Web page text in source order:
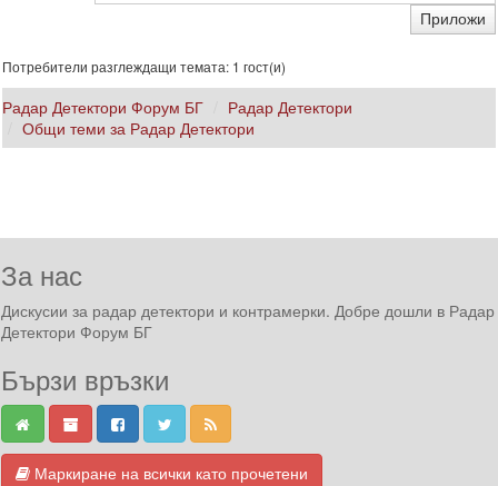
Потребители разглеждащи темата: 1 гост(и)
Радар Детектори Форум БГ
Радар Детектори
Общи теми за Радар Детектори
За нас
Дискусии за радар детектори и контрамерки. Добре дошли в Радар
Детектори Форум БГ
Бързи връзки
Маркиране на всички като прочетени